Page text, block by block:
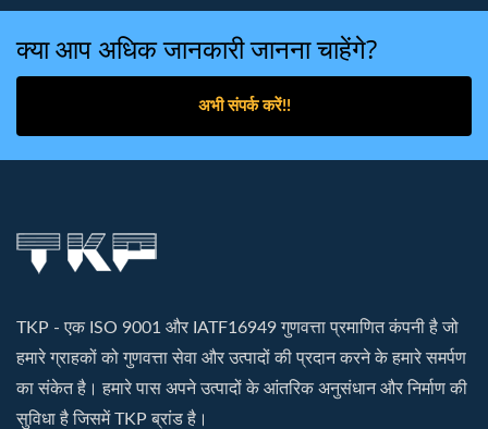
क्या आप अधिक जानकारी जानना चाहेंगे?
अभी संपर्क करें!!
TKP - एक ISO 9001 और IATF16949 गुणवत्ता प्रमाणित कंपनी है जो
हमारे ग्राहकों को गुणवत्ता सेवा और उत्पादों की प्रदान करने के हमारे समर्पण
का संकेत है। हमारे पास अपने उत्पादों के आंतरिक अनुसंधान और निर्माण की
सुविधा है जिसमें TKP ब्रांड है।